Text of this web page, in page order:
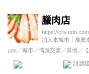
臘肉店
https://
加入本城市
推薦
udn／城市／情感交流／其他 ／
討論